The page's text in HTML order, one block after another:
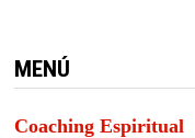
MENÚ
Coaching Espiritual